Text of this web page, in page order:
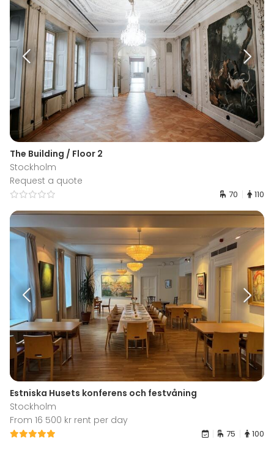
The Building / Floor 2
Stockholm
Request a quote
70 110
Estniska Husets konferens och festvåning
Stockholm
From 16 500 kr rent per day
75 100